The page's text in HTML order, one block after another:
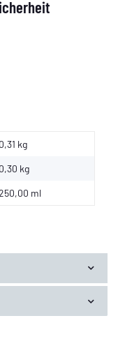
0,31 kg
0,30 kg
ml